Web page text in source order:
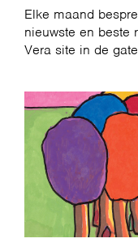
Elke maand
nieuwste en beste
Vera site in de